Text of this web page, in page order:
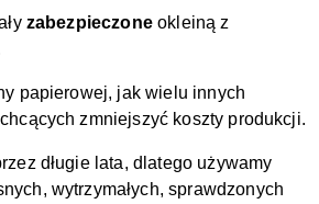
zabezpieczoneokleiną z
papierowej, jak wielu innych
zmniejszyć koszty produkcji.
długie lata, dlatego używamy
wytrzymałych, sprawdzonych